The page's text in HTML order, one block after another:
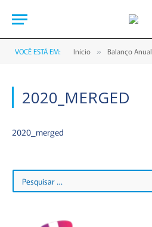
VOCÊ ESTÁ EM: Início » Balanço Anual
2020_MERGED
2020_merged